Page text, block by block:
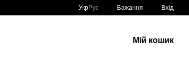
УкрРус Бажання Вхід
Мій кошик